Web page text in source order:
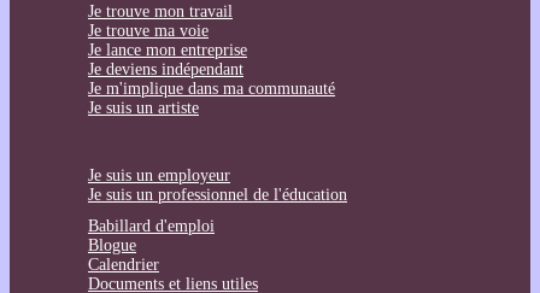
Je trouve mon travail
Je trouve ma voie
Je lance mon entreprise
Je deviens indépendant
Je m'implique dans ma communauté
Je suis un artiste
Je suis un employeur
Je suis un professionnel de l'éducation
Babillard d'emploi
Blogue
Calendrier
Documents et liens utiles